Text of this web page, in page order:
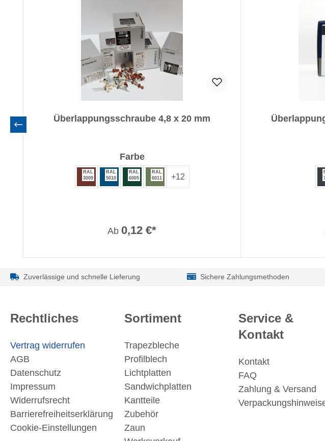
Überlappungsschraube 4,8 x 20 mm
Farbeauswählen
RAL
3009
RAL
5010
RAL
6005
RAL
6011
+12
Ab 0,12 €*
Zuverlässige und schnelle Lieferung Sichere Zahlungsmethoden
Rechtliches
Vertrag widerrufen
AGB
Datenschutz
Impressum
Widerrufsrecht
Barrierefreiheitserklärung
Cookie-Einstellungen
Sortiment
Trapezbleche
Profilblech
Lichtplatten
Sandwichplatten
Kantteile
Zubehör
Zaun
Service &
Kontakt
Kontakt
FAQ
Zahlung & Versand